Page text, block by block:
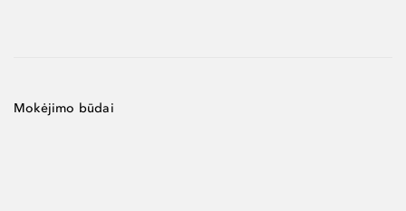
Mokėjimo būdai